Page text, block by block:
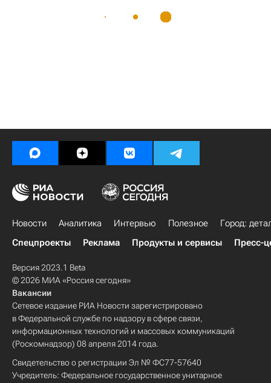
Новости Аналитика Интервью Полезное
Город:
Спецпроекты
Реклама Продукты и сервисы Пресс-
Версия 2023.1 Beta
© 2026 МИА «Россия сегодня»
Вакансии
Сетевое издание РИА Новости зарегистрировано
в Федеральной службе по надзору в сфере связи,
информационных технологий и массовых коммуникаций
(Роскомнадзор) 08 апреля 2014 года.
Свидетельство о регистрации Эл № ФС77-57640
Учредитель: Федеральное государственное унитарное